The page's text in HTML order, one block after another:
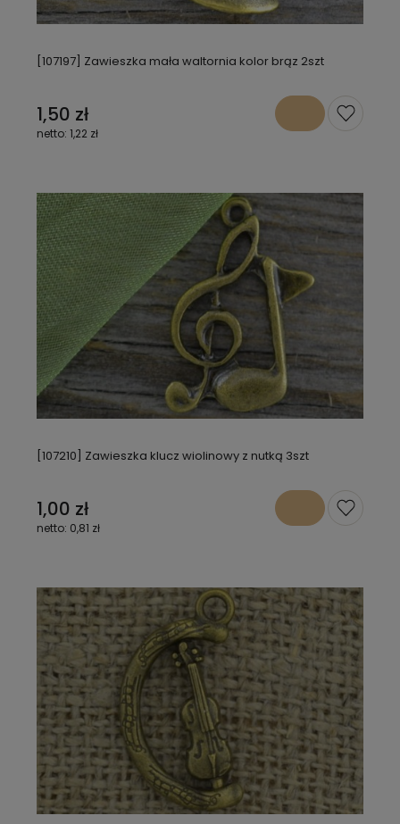
[107197] Zawieszka mała waltornia kolor brąz 2szt
1,50 zł
1,22 zł
[107210] Zawieszka klucz wiolinowy z nutką 3szt
1,00 zł
0,81 zł